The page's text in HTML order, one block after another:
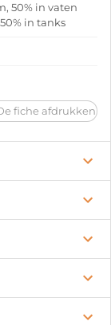
50% in vaten
in tanks
fiche afdrukken